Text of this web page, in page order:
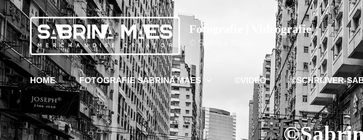
Fotografie | Videografie
© Sabrina Maes
HOME FOTOGRAFIE SABRINA MAES ©VIDEO ©SCHRIJVER-